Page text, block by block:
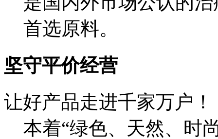
首选原料。
坚守平价经营
让好产品走进千家万户！
本着“绿色、天然、时